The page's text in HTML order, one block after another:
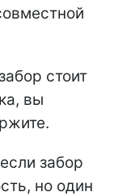
стоит
вы
забор
но один